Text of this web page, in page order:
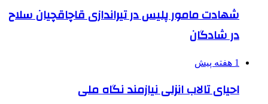
شهادت مامور پلیس در تیراندازی قاچاقچیان سلاح
در شادگان
1 هفته پیش
احیای تالاب انزلی نیازمند نگاه ملی